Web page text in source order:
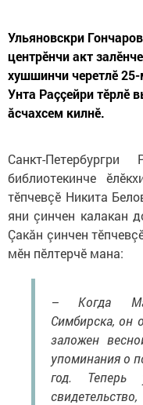
Ульяновскри
центрӗнчи акт
хушшинчи черетлӗ
Унта Раççейри тӗрлӗ
ăсчахсем килнӗ.
Санкт-
библиотекинче
тӗпчевçӗ Никита
яни çинчен калакан
Çакăн çинчен
мӗн пӗлтерчӗ мана:
– Когда
Симбирска, он
заложен
упоминания о
год. Теперь